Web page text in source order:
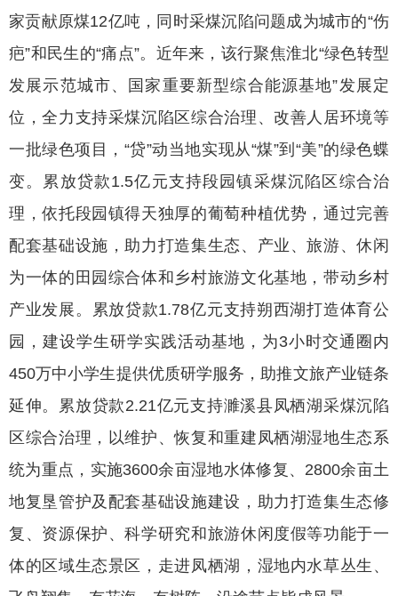
家贡献原煤12亿吨，同时采煤沉陷问题成为城市的“伤
疤”和民生的“痛点”。近年来，该行聚焦淮北“绿色转型
发展示范城市、国家重要新型综合能源基地”发展定
位，全力支持采煤沉陷区综合治理、改善人居环境等
一批绿色项目，“贷”动当地实现从“煤”到“美”的绿色蝶
变。累放贷款1.5亿元支持段园镇采煤沉陷区综合治
理，依托段园镇得天独厚的葡萄种植优势，通过完善
配套基础设施，助力打造集生态、产业、旅游、休闲
为一体的田园综合体和乡村旅游文化基地，带动乡村
产业发展。累放贷款1.78亿元支持朔西湖打造体育公
园，建设学生研学实践活动基地，为3小时交通圈内
450万中小学生提供优质研学服务，助推文旅产业链条
延伸。累放贷款2.21亿元支持濉溪县凤栖湖采煤沉陷
区综合治理，以维护、恢复和重建凤栖湖湿地生态系
统为重点，实施3600余亩湿地水体修复、2800余亩土
地复垦管护及配套基础设施建设，助力打造集生态修
复、资源保护、科学研究和旅游休闲度假等功能于一
体的区域生态景区，走进凤栖湖，湿地内水草丛生、